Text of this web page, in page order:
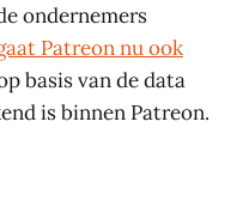
ondernemers
Patreon nu ook
basis van de data
is binnen Patreon.